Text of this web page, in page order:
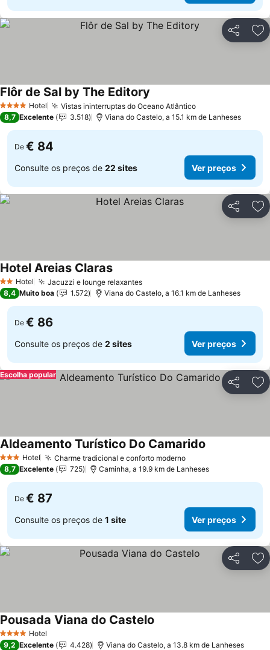
Partilhar
4 EstrelasHotel Vistas ininterruptas do Oceano AtlânticoVer preços
Flôr de Sal by The Editory
8,7 Excelente 3.518 Viana do Castelo, a 15.1 km de Lanheses
De € 84
Consulte os preços de 22 sites Ver preços
Partilhar
2 Estrelas
Hotel Jacuzzi e lounge relaxantesVer preços
Hotel Areias ClarasVer preços
8,4 Muito boa 1.572 Viana do Castelo, a 16.1 km de Lanheses
De € 86
Consulte os preços de 2 sites Ver preços
Partilhar
Escolha popular
3 EstrelasHotel Charme tradicional e conforto modernoVer preços
Aldeamento Turístico Do Camarido
8,7 Excelente 725 Caminha, a 19.9 km de Lanheses
De € 87
Consulte os preços de 1 site Ver preços
Partilhar
4 EstrelasHotel
Pousada Viana do Castelo
9,2 Excelente 4.428 Viana do Castelo, a 13.8 km de Lanheses